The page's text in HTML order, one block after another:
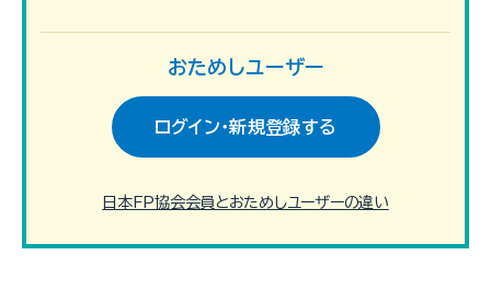
待望の電子書籍版
おためしユーザー
ログイン・新規登録する
日本FP協会会員とおためしユーザーの違い